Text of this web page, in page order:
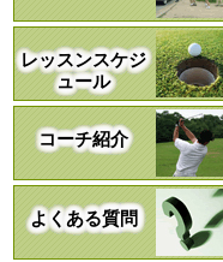
レッスンスケジ
ュール
コーチ紹介
よくある質問